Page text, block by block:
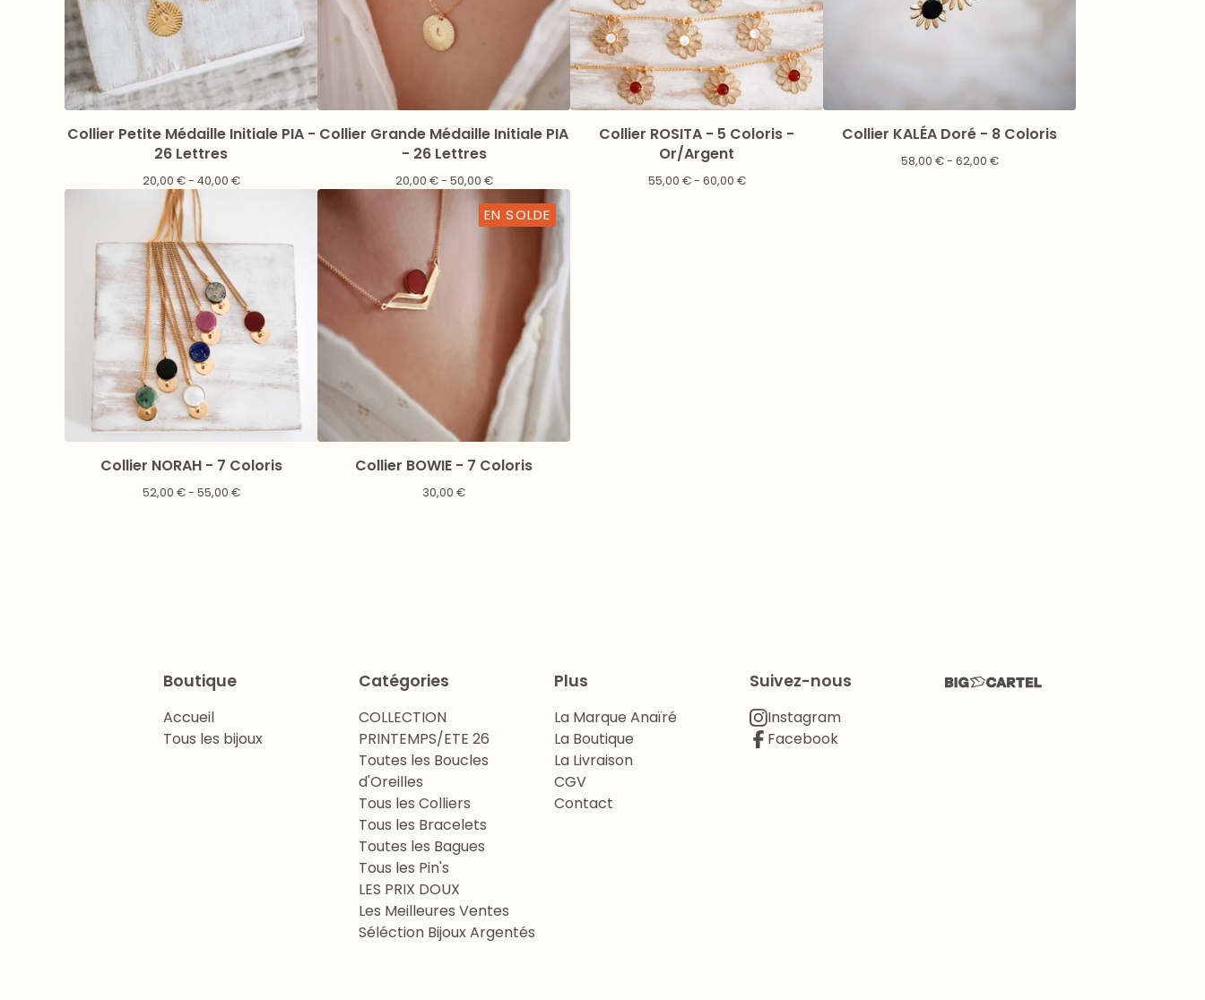
Collier Petite Médaille Initiale PIA -
26 Lettres
20,00 €- 40,00 €
Collier Grande Médaille Initiale PIA
- 26 Lettres
20,00 €- 50,00 €
Collier ROSITA - 5 Coloris -
Or/Argent
55,00 €- 60,00 €
Collier KALÉA Doré - 8 Coloris
58,00 €- 62,00 €
Collier NORAH - 7 Coloris
52,00 €- 55,00 €
EN SOLDE
Collier BOWIE - 7 Coloris
30,00 €
Boutique
Accueil
Tous les bijoux
Catégories
COLLECTION
PRINTEMPS/ETE 26
Toutes les Boucles
d'Oreilles
Tous les Colliers
Tous les Bracelets
Toutes les Bagues
Tous les Pin's
LES PRIX DOUX
Les Meilleures Ventes
Séléction Bijoux Argentés
Plus
La Marque Anaïré
La Boutique
La Livraison
CGV
Contact
Suivez-nous
Instagram
Facebook